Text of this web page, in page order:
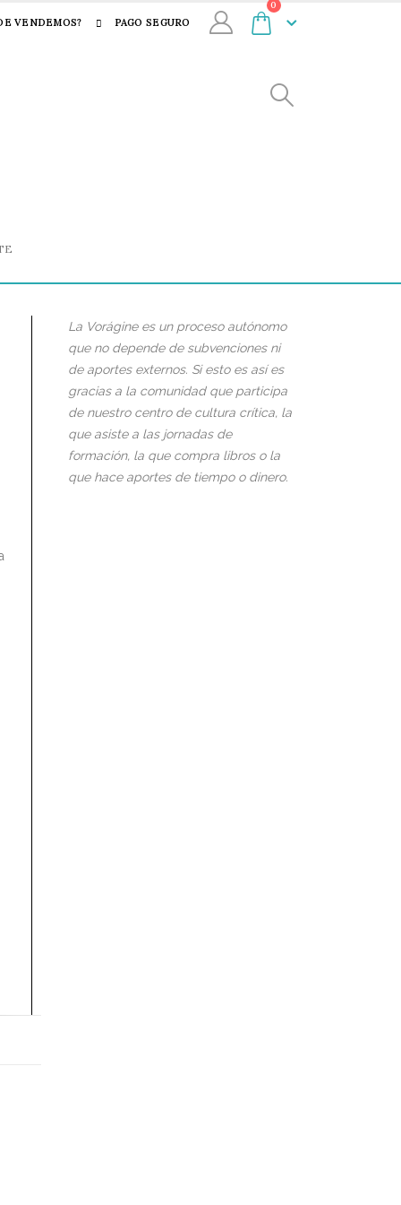
VENDEMOS? PAGO SEGURO
0
La Vorágine es un proceso autónomo
que no depende de subvenciones ni
de aportes externos. Si esto es así es
gracias a la comunidad que participa
de nuestro centro de cultura crítica, la
que asiste a las jornadas de
formación, la que compra libros o la
que hace aportes de tiempo o dinero.